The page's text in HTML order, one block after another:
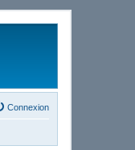
Connexion